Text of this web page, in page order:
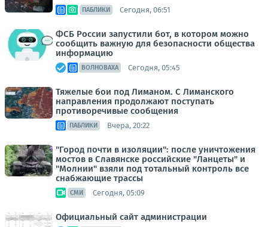
ПАБЛИКИ Сегодня, 06:51
ФСБ России запустили бот, в котором можно
сообщить важную для безопасности общества
информацию
ВОЛНОВАХА Сегодня, 05:45
Тяжелые бои под Лиманом. С Лиманского
направления продолжают поступать
противоречивые сообщения
ПАБЛИКИ Вчера, 20:22
"Город почти в изоляции": после уничтожения
мостов в Славянске российские "Ланцеты" и
"Молнии" взяли под тотальный контроль все
снабжающие трассы
СМИ Сегодня, 05:09
Официальный сайт администрации